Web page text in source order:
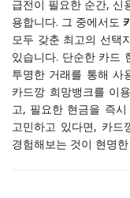
급전이 필요한 순간, 신
용합니다. 그 중에서도
모두 갖춘 최고의 선택
있습니다. 단순한 카드
투명한 거래를 통해 사
카드깡 희망뱅크를 이
고, 필요한 현금을 즉
고민하고 있다면, 카드
경험해보는 것이 현명